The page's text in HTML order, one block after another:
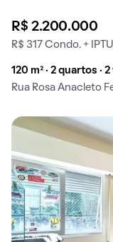
R$ 2.200.000
R$ 317 Condo. + IPTU
120 m² · 2 quartos ·
Rua Rosa Anacleto